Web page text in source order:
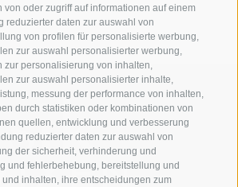
von oder zugriff auf informationen auf einem
reduzierter daten zur auswahl von
von profilen für personalisierte werbung,
zur auswahl personalisierter werbung,
zur personalisierung von inhalten,
zur auswahl personalisierter inhalte,
messung der performance von inhalten,
durch statistiken oder kombinationen von
quellen, entwicklung und verbesserung
reduzierter daten zur auswahl von
der sicherheit, verhinderung und
und fehlerbehebung, bereitstellung und
inhalten, ihre entscheidungen zum